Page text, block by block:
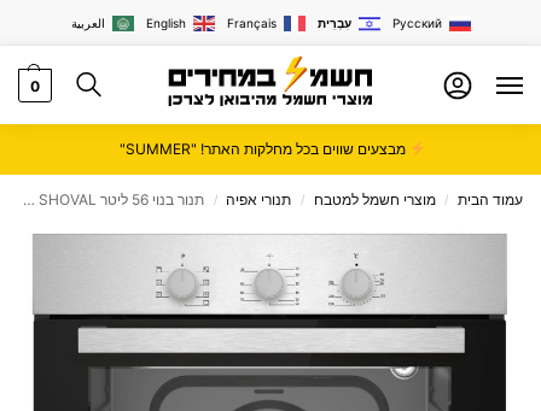
العربية English Français עִבְרִית Русский
0
מבצעים שווים בכל מחלקות האתר! "SUMMER"
עמוד הבית / מוצרי חשמל למטבח / תנורי אפיה / תנור בנוי 56 ליטר SHOVAL דגם SH606